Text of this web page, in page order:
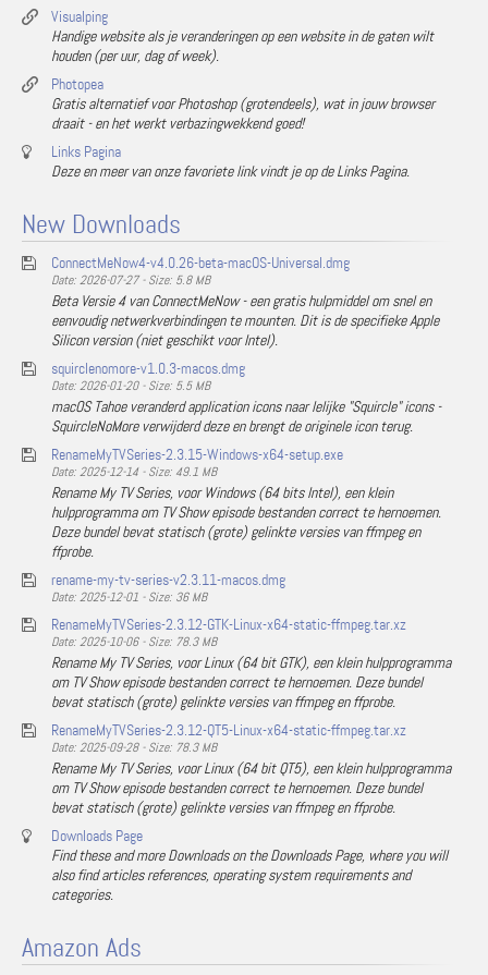
Visualping
Handige website als je veranderingen op een website in de gaten wilt
houden (per uur, dag of week).
Photopea
Gratis alternatief voor Photoshop (grotendeels), wat in jouw browser
draait - en het werkt verbazingwekkend goed!
Links Pagina
Deze en meer van onze favoriete link vindt je op de Links Pagina.
New Downloads
ConnectMeNow4-v4.0.26-beta-macOS-Universal.dmg
Date: 2026-07-27 - Size: 5.8 MB
Beta Versie 4 van ConnectMeNow - een gratis hulpmiddel om snel en
eenvoudig netwerkverbindingen te mounten. Dit is de specifieke Apple
Silicon version (niet geschikt voor Intel).
squirclenomore-v1.0.3-macos.dmg
Date: 2026-01-20 - Size: 5.5 MB
macOS Tahoe veranderd application icons naar lelijke "Squircle" icons -
SquircleNoMore verwijderd deze en brengt de originele icon terug.
RenameMyTVSeries-2.3.15-Windows-x64-setup.exe
Date: 2025-12-14 - Size: 49.1 MB
Rename My TV Series, voor Windows (64 bits Intel), een klein
hulpprogramma om TV Show episode bestanden correct te hernoemen.
Deze bundel bevat statisch (grote) gelinkte versies van ffmpeg en
ffprobe.
rename-my-tv-series-v2.3.11-macos.dmg
Date: 2025-12-01 - Size: 36 MB
RenameMyTVSeries-2.3.12-GTK-Linux-x64-static-ffmpeg.tar.xz
Date: 2025-10-06 - Size: 78.3 MB
Rename My TV Series, voor Linux (64 bit GTK), een klein hulpprogramma
om TV Show episode bestanden correct te hernoemen. Deze bundel
bevat statisch (grote) gelinkte versies van ffmpeg en ffprobe.
RenameMyTVSeries-2.3.12-QT5-Linux-x64-static-ffmpeg.tar.xz
Date: 2025-09-28 - Size: 78.3 MB
Rename My TV Series, voor Linux (64 bit QT5), een klein hulpprogramma
om TV Show episode bestanden correct te hernoemen. Deze bundel
bevat statisch (grote) gelinkte versies van ffmpeg en ffprobe.
Downloads Page
Find these and more Downloads on the Downloads Page, where you will
also find articles references, operating system requirements and
categories.
Amazon Ads